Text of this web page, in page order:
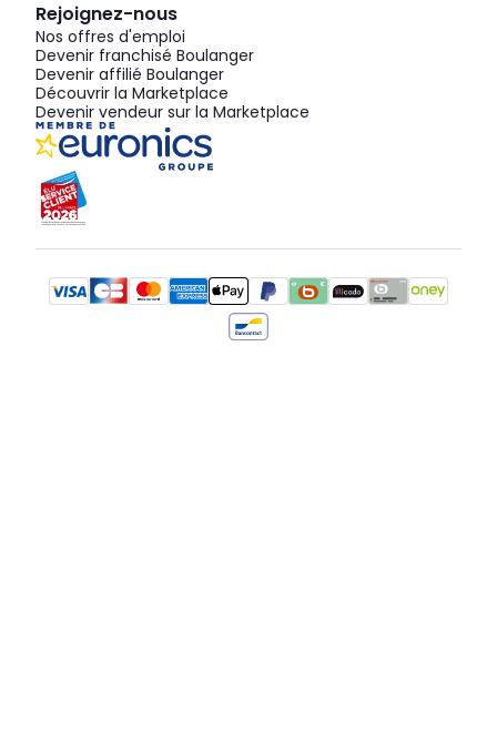
Rejoignez-nous
Nos offres d'emploi
Devenir franchisé Boulanger
Devenir affilié Boulanger
Découvrir la Marketplace
Devenir vendeur sur la Marketplace